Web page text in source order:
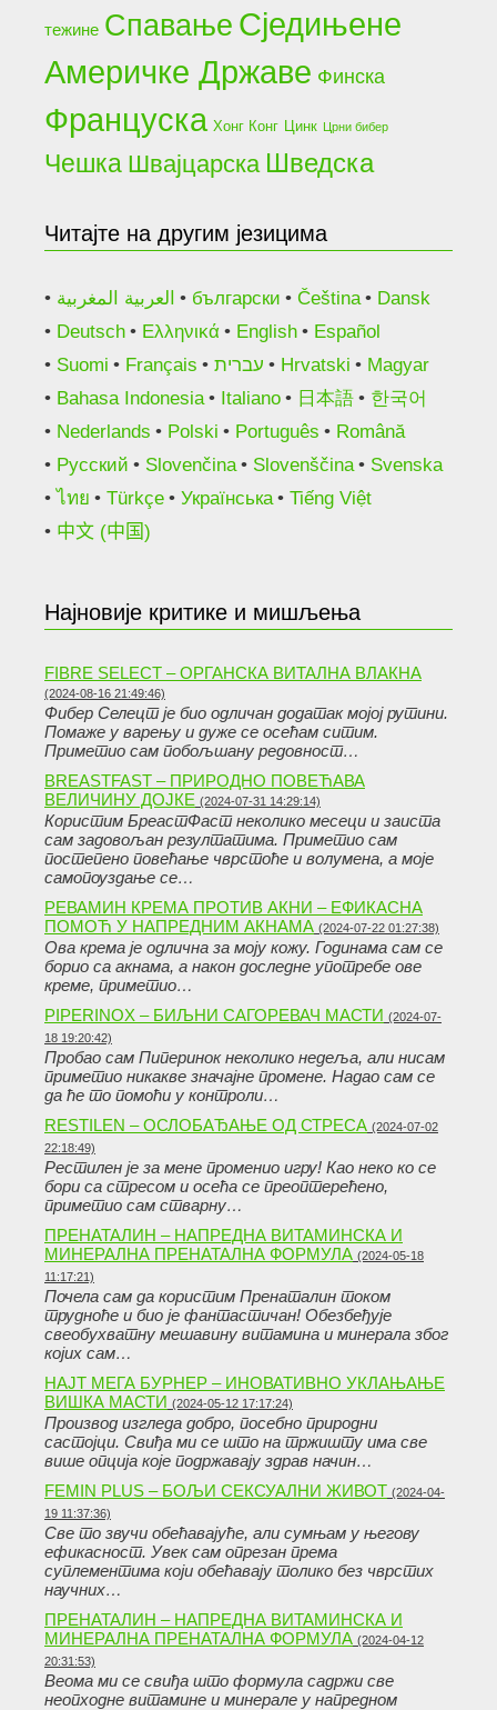
тежине Спавање Сједињене
Америчке Државе Финска
Француска Хонг Конг Цинк Црни бибер
Чешка Швајцарска Шведска
Читајте на другим језицима
العربية المغربية български Čeština
Dansk
Deutsch
Ελληνικά English
Español
Suomi
Français עברית Hrvatski
Magyar
Bahasa Indonesia
Italiano 日本語
한국어
Nederlands
Polski Português
Română
Русский
Slovenčina Slovenščina
Svenska
ไทย
Türkçe Українська
Tiếng Việt
中文 (中国)
Најновије критике и мишљења
FIBRE SELECT – ОРГАНСКА ВИТАЛНА ВЛАКНА
(2024-08-16 21:49:46)
Фибер Селецт је био одличан додатак мојој рутини.
Помаже у варењу и дуже се осећам ситим.
Приметио сам побољшану редовност…
BREASTFAST – ПРИРОДНО ПОВЕЋАВА
ВЕЛИЧИНУ ДОЈКЕ (2024-07-31 14:29:14)
Користим БреастФаст неколико месеци и заиста
сам задовољан резултатима. Приметио сам
постепено повећање чврстоће и волумена, а моје
самопоуздање се…
РЕВАМИН КРЕМА ПРОТИВ АКНИ – ЕФИКАСНА
ПОМОЋ У НАПРЕДНИМ АКНАМА (2024-07-22 01:27:38)
Ова крема је одлична за моју кожу. Годинама сам се
борио са акнама, а након доследне употребе ове
креме, приметио…
PIPERINOX – БИЉНИ САГОРЕВАЧ МАСТИ (2024-07-
18 19:20:42)
Пробао сам Пиперинок неколико недеља, али нисам
приметио никакве значајне промене. Надао сам се
да ће то помоћи у контроли…
RESTILEN – ОСЛОБАЂАЊЕ ОД СТРЕСА (2024-07-02
22:18:49)
Рестилен је за мене променио игру! Као неко ко се
бори са стресом и осећа се преоптерећено,
приметио сам стварну…
ПРЕНАТАЛИН – НАПРЕДНА ВИТАМИНСКА И
МИНЕРАЛНА ПРЕНАТАЛНА ФОРМУЛА (2024-05-18
11:17:21)
Почела сам да користим Пренаталин током
трудноће и био је фантастичан! Обезбеђује
свеобухватну мешавину витамина и минерала због
којих сам…
НАЈТ МЕГА БУРНЕР – ИНОВАТИВНО УКЛАЊАЊЕ
ВИШКА МАСТИ (2024-05-12 17:17:24)
Производ изгледа добро, посебно природни
састојци. Свиђа ми се што на тржишту има све
више опција које подржавају здрав начин…
FEMIN PLUS – БОЉИ СЕКСУАЛНИ ЖИВОТ (2024-04-
19 11:37:36)
Све то звучи обећавајуће, али сумњам у његову
ефикасност. Увек сам опрезан према
суплементима који обећавају толико без чврстих
научних…
ПРЕНАТАЛИН – НАПРЕДНА ВИТАМИНСКА И
МИНЕРАЛНА ПРЕНАТАЛНА ФОРМУЛА (2024-04-12
20:31:53)
Веома ми се свиђа што формула садржи све
неопходне витамине и минерале у напредном